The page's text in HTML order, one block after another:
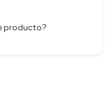
producto?